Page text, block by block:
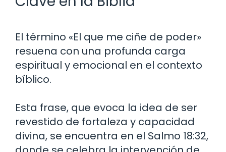
El término «El que me ciñe de poder»
resuena con una profunda carga
espiritual y emocional en el contexto
bíblico.
Esta frase, que evoca la idea de ser
revestido de fortaleza y capacidad
divina, se encuentra en el Salmo 18:32,